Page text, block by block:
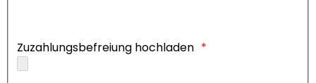
Zuzahlungsbefreiung hochladen